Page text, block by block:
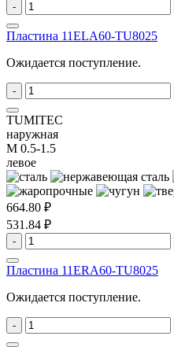
-
Пластина 11ELA60-TU8025
Ожидается поступление.
-
TUMITEC
наружная
M 0.5-1.5
левое
664.80 ₽
531.84 ₽
-
Пластина 11ERA60-TU8025
Ожидается поступление.
-